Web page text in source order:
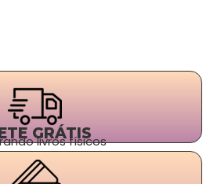
GRÁTIS
livros físicos